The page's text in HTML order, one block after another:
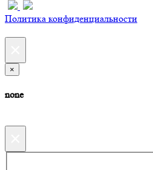
Политика конфиденциальности
×
none